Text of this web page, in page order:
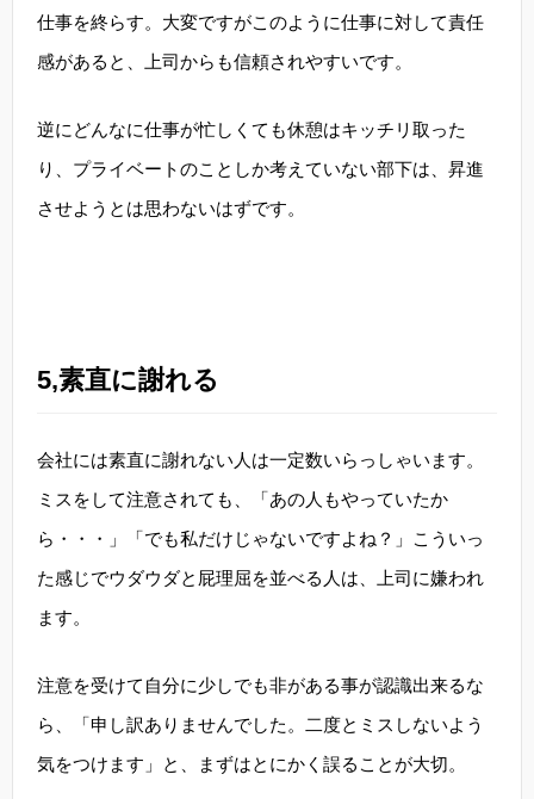
仕事を終らす。大変ですがこのように仕事に対して責任
感があると、上司からも信頼されやすいです。
逆にどんなに仕事が忙しくても休憩はキッチリ取った
り、プライベートのことしか考えていない部下は、昇進
させようとは思わないはずです。
5,素直に謝れる
会社には素直に謝れない人は一定数いらっしゃいます。
ミスをして注意されても、「あの人もやっていたか
ら・・・」「でも私だけじゃないですよね？」こういっ
た感じでウダウダと屁理屈を並べる人は、上司に嫌われ
ます。
注意を受けて自分に少しでも非がある事が認識出来るな
ら、「申し訳ありませんでした。二度とミスしないよう
気をつけます」と、まずはとにかく誤ることが大切。